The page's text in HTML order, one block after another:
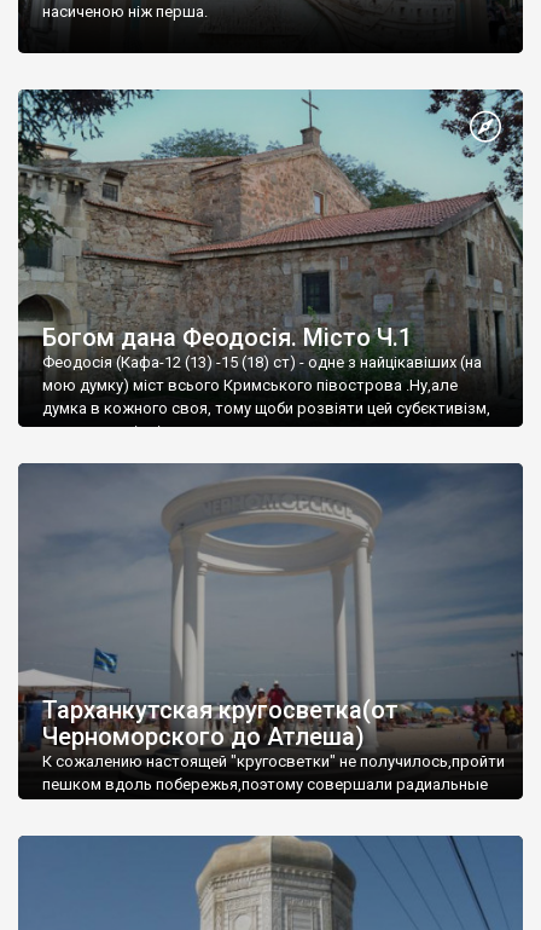
насиченою ніж перша.
Богом дана Феодосія. Місто Ч.1
Феодосія (Кафа-12 (13) -15 (18) ст) - одне з найцікавіших (на
мою думку) міст всього Кримського півострова .Ну,але
думка в кожного своя, тому щоби розвіяти цей субєктивізм,
запрошую відвідати це
Тарханкутская кругосветка(от
Черноморского до Атлеша)
К сожалению настоящей "кругосветки" не получилось,пройти
пешком вдоль побережья,поэтому совершали радиальные